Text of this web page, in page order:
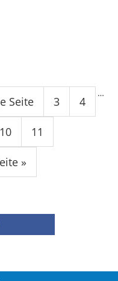
Seite
…
3 4
10 11
»